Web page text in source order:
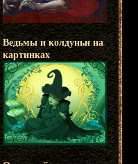
Ведьмы и колдуньи на
картинках